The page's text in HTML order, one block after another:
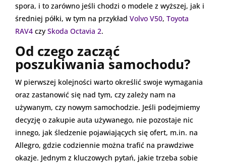
spora, i to zarówno jeśli chodzi o modele z wyższej, jak i
średniej półki, w tym na przykład Volvo V50, Toyota
RAV4 czy Skoda Octavia 2.
Od czego zacząć
poszukiwania samochodu?
W pierwszej kolejności warto określić swoje wymagania
oraz zastanowić się nad tym, czy zależy nam na
używanym, czy nowym samochodzie. Jeśli podejmiemy
decyzję o zakupie auta używanego, nie pozostaje nic
innego, jak śledzenie pojawiających się ofert, m.in. na
Allegro, gdzie codziennie można trafić na prawdziwe
okazje. Jednym z kluczowych pytań, jakie trzeba sobie